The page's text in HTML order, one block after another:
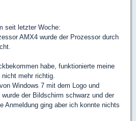
seit letzter Woche:
AMX4 wurde der Prozessor durch
habe, funktionierte meine
mehr richtig.
Windows 7 mit dem Logo und
der Bildschirm schwarz und der
Anmeldung ging aber ich konnte nichts